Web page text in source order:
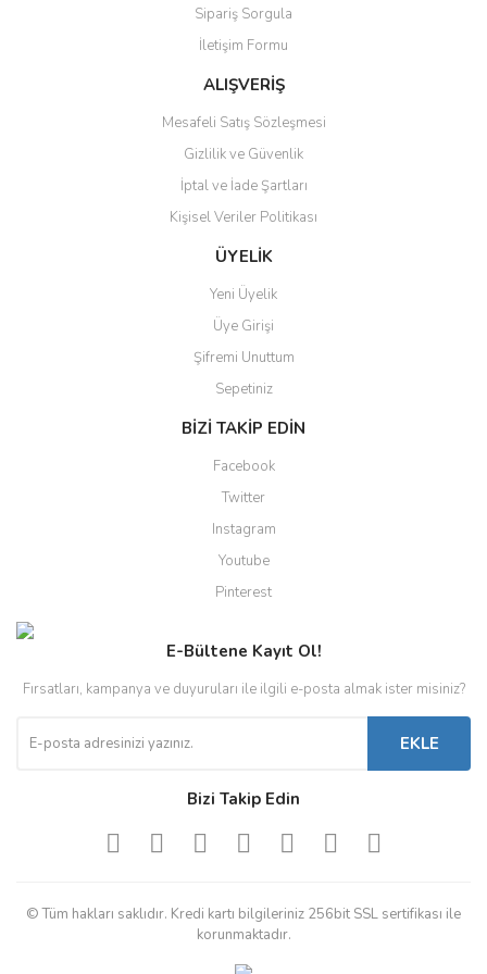
Ürün fiyatı diğer sitelerden daha pahalı.
Bu ürüne benzer farklı alternatifler olmalı.
Gönder
Sipariş Sorgula
İletişim Formu
ALIŞVERİŞ
Mesafeli Satış Sözleşmesi
Gizlilik ve Güvenlik
İptal ve İade Şartları
Kişisel Veriler Politikası
ÜYELİK
Yeni Üyelik
Üye Girişi
Şifremi Unuttum
Sepetiniz
BİZİ TAKİP EDİN
Facebook
Twitter
Instagram
Youtube
Pinterest
E-Bültene Kayıt Ol!
Fırsatları, kampanya ve duyuruları ile ilgili e-posta almak ister misiniz?
EKLE
Bizi Takip Edin
© Tüm hakları saklıdır. Kredi kartı bilgileriniz 256bit SSL sertifikası ile
korunmaktadır.